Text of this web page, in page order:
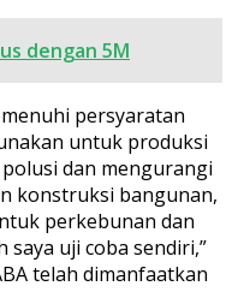
dengan 5M
persyaratan
untuk produksi
dan mengurangi
konstruksi bangunan,
perkebunan dan
saya uji coba sendiri,”
telah dimanfaatkan